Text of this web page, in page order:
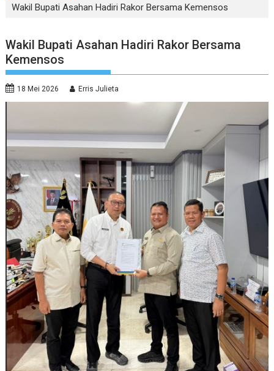
Wakil Bupati Asahan Hadiri Rakor Bersama Kemensos
Wakil Bupati Asahan Hadiri Rakor Bersama
Kemensos
18 Mei 2026 Erris Julieta